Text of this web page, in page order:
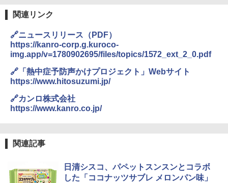
関連リンク
🔗ニュースリリース（PDF）
https://kanro-corp.g.kuroco-
img.app/v=1780902695/files/topics/1572_ext_2_0.pdf
🔗「熱中症予防声かけプロジェクト」Webサイト
https://www.hitosuzumi.jp/
🔗カンロ株式会社
https://www.kanro.co.jp/
関連記事
日清シスコ、パペットスンスンとコラボ
した「ココナッツサブレ メロンパン味」